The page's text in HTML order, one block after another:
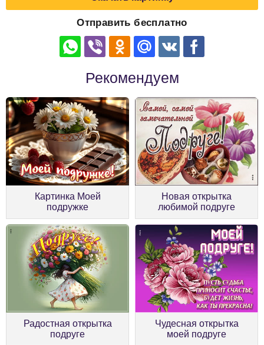
Отправить бесплатно
Рекомендуем
Картинка Моей
подружке
Новая открытка
любимой подруге
Радостная открытка
подруге
Чудесная открытка
моей подруге